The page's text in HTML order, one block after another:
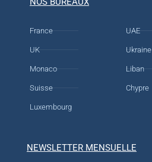
France
UK
Monaco
Suisse
Luxembourg
UAE
Ukraine
Liban
Chypre
NEWSLETTER MENSUELLE